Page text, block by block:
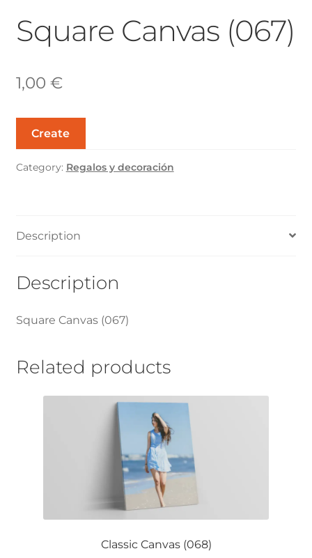
Página de ejemplo
Square Canvas (067)
1,00 €
Create
Category: Regalos y decoración
Description
Description
Square Canvas (067)
Related products
Classic Canvas (068)